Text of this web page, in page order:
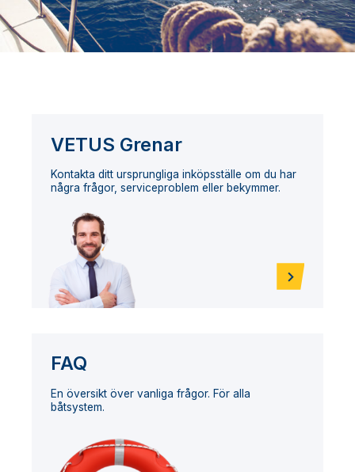
VETUS Grenar
Kontakta ditt ursprungliga inköpsställe om du har
några frågor, serviceproblem eller bekymmer.
FAQ
En översikt över vanliga frågor. För alla
båtsystem.